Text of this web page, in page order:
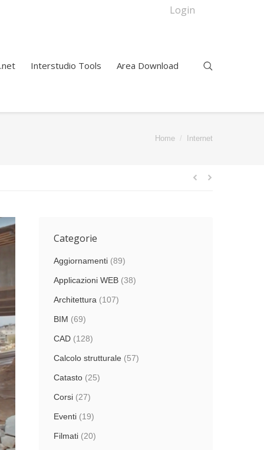
Login
Interstudio Tools Area Download
Home Internet
Categorie
Aggiornamenti (89)
Applicazioni WEB (38)
Architettura (107)
BIM (69)
CAD (128)
Calcolo strutturale (57)
Catasto (25)
Corsi (27)
Eventi (19)
Filmati (20)